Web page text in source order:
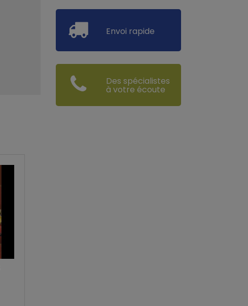
Envoi rapide
Des spécialistes
à votre écoute